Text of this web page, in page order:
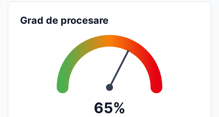
Grad de procesare
65%